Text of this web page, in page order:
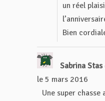
un réel
Bien
Sabrina Stas
le 5 mars 2016
Une super